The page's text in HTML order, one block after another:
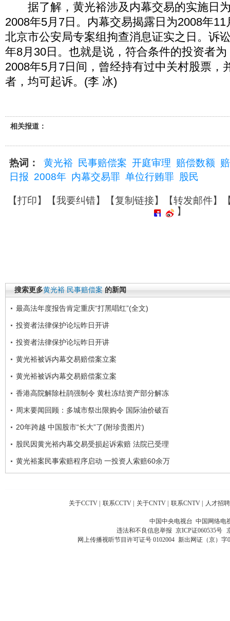
据了解，黄光裕涉及内幕交易的实施日为
2008年5月7日。内幕交易揭露日为2008年
北京市公安局专案组拘查消息证实之日。诉
年8月30日。也就是说，符合条件的投资者
2008年5月7日间，曾经持有过中关村股票，
者，均可起诉。(李 冰)
相关报道：
热词： 黄光裕 民事赔偿案 开庭审理 赔偿数额
日报 2008年 内幕交易罪 单位行贿罪 股民
【打印】【我要纠错】【复制链接】【转发邮件】
】
搜索更多黄光裕 民事赔偿案 的新闻
最高法年度报告肯定重庆“打黑唱红”(全文)
投资者法律保护论坛昨日开讲
投资者法律保护论坛昨日开讲
黄光裕被诉内幕交易赔偿案立案
黄光裕被诉内幕交易赔偿案立案
香港高院解除杜鹃强制令 黄杜冻结资产部分解冻
周末要闻回顾：多城市祭出限购令 国际油价破百
20年跨越 中国股市“长大”了(附珍贵图片)
股民因黄光裕内幕交易受损起诉索赔 法院已受理
黄光裕案民事索赔程序启动 一投资人索赔60余万
关于CCTV | 联系CCTV | 关于CNTV | 联系CNTV | 人才招聘
中国中央电视台 中国网络电
违法和不良信息举报 京ICP证060535号
网上传播视听节目许可证号 0102004 新出网证（京）